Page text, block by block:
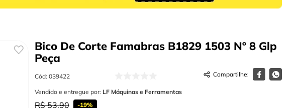
Bico De Corte Famabras B1829 1503 Nº 8 Glp
Peça
Cód: 039422
Vendido e entregue por: LF Máquinas e Ferramentas
R$ 53,90 -19%